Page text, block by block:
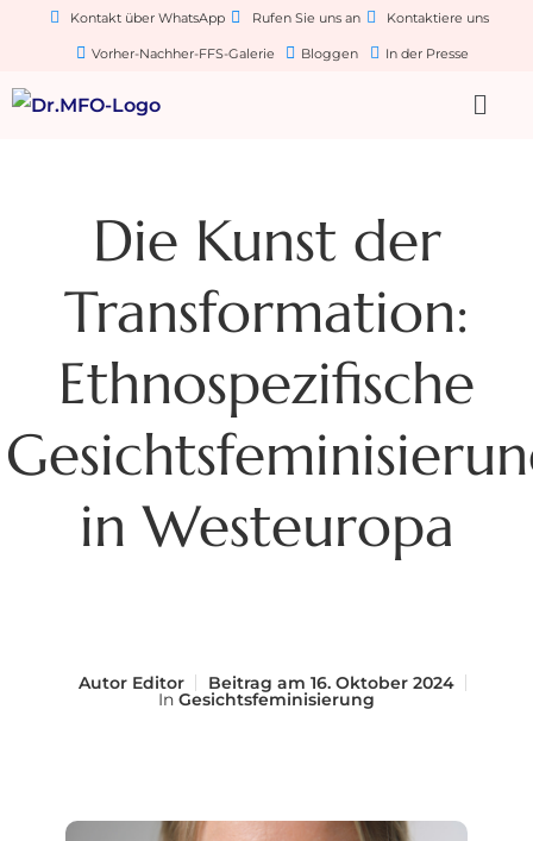
Kontakt über WhatsApp Rufen Sie uns an Kontaktiere uns
Vorher-Nachher-FFS-Galerie Bloggen In der Presse
Die Kunst der
Transformation:
Ethnospezifische
in Westeuropa
Autor Editor Beitrag am 16. Oktober 2024
In Gesichtsfeminisierung